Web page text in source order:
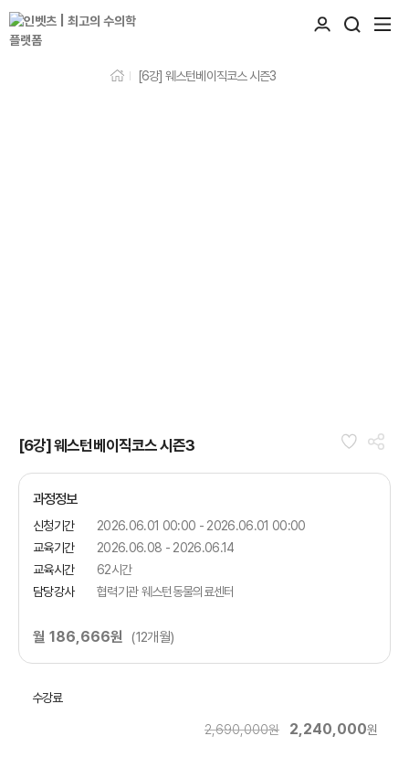
[6강] 웨스턴베이직코스 시즌3
[6강] 웨스턴베이직코스 시즌3
과정정보
신청기간
2026.06.01 00:00 - 2026.06.01 00:00
교육기간
2026.06.08 - 2026.06.14
교육시간
62시간
담당강사
협력기관 웨스턴동물의료센터
월 186,666원 (12개월)
수강료
2,690,000원 2,240,000원